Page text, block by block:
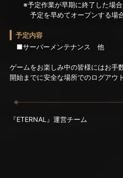
※予定作業が早期に終了した場合
予定を早めてオープンする場合
予定内容
■サーバーメンテナンス 他
ゲームをお楽しみ中の皆様にはお手
開始までに安全な場所でのログアウ
『ETERNAL』運営チーム